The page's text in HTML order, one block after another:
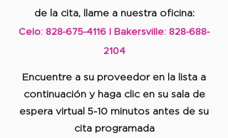
de la cita, llame a nuestra oficina:
Celo: 828-675-4116 | Bakersville: 828-688-
2104
Encuentre a su proveedor en la lista a
continuación y haga clic en su sala de
espera virtual 5-10 minutos antes de su
cita programada